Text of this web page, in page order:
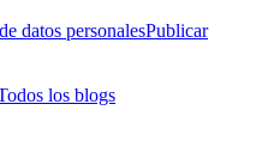
datos personalesPublicar
los blogs